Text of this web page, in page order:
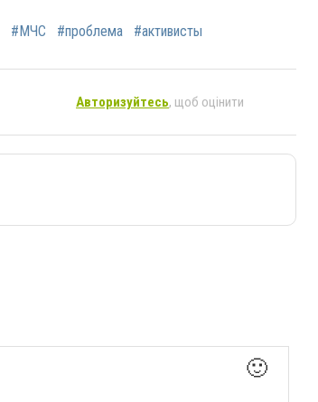
#МЧС #проблема #активисты
Авторизуйтесь, щоб оцінити
🙂